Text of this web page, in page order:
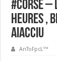
#Corse –
heures ,
Aiacciu
AnToFpcL™